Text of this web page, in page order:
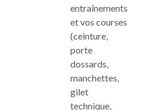
entraînements
et vos courses
(ceinture,
porte
dossards,
manchettes,
gilet
technique,